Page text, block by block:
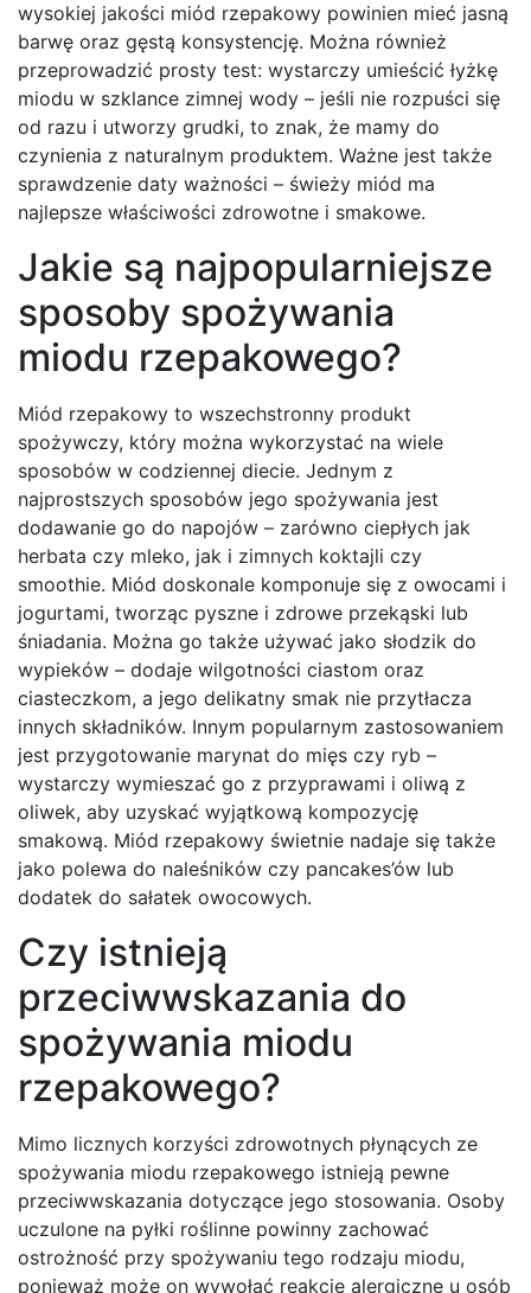
wysokiej jakości miód rzepakowy powinien mieć jasną
barwę oraz gęstą konsystencję. Można również
przeprowadzić prosty test: wystarczy umieścić łyżkę
miodu w szklance zimnej wody – jeśli nie rozpuści się
od razu i utworzy grudki, to znak, że mamy do
czynienia z naturalnym produktem. Ważne jest także
sprawdzenie daty ważności – świeży miód ma
najlepsze właściwości zdrowotne i smakowe.
Jakie są najpopularniejsze
sposoby spożywania
miodu rzepakowego?
Miód rzepakowy to wszechstronny produkt
spożywczy, który można wykorzystać na wiele
sposobów w codziennej diecie. Jednym z
najprostszych sposobów jego spożywania jest
dodawanie go do napojów – zarówno ciepłych jak
herbata czy mleko, jak i zimnych koktajli czy
smoothie. Miód doskonale komponuje się z owocami i
jogurtami, tworząc pyszne i zdrowe przekąski lub
śniadania. Można go także używać jako słodzik do
wypieków – dodaje wilgotności ciastom oraz
ciasteczkom, a jego delikatny smak nie przytłacza
innych składników. Innym popularnym zastosowaniem
jest przygotowanie marynat do mięs czy ryb –
wystarczy wymieszać go z przyprawami i oliwą z
oliwek, aby uzyskać wyjątkową kompozycję
smakową. Miód rzepakowy świetnie nadaje się także
jako polewa do naleśników czy pancakes’ów lub
dodatek do sałatek owocowych.
Czy istnieją
przeciwwskazania do
spożywania miodu
rzepakowego?
Mimo licznych korzyści zdrowotnych płynących ze
spożywania miodu rzepakowego istnieją pewne
przeciwwskazania dotyczące jego stosowania. Osoby
uczulone na pyłki roślinne powinny zachować
ostrożność przy spożywaniu tego rodzaju miodu,
ponieważ może on wywołać reakcje alergiczne u osób